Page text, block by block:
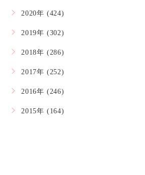
2020年 (424)
2019年 (302)
2018年 (286)
2017年 (252)
2016年 (246)
2015年 (164)